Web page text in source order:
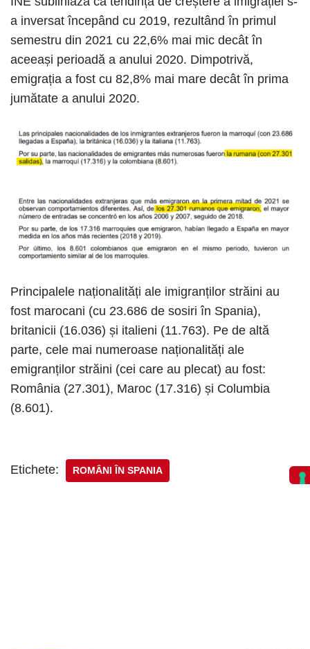
a inversat începând cu 2019, rezultând în primul
semestru din 2021 cu 22,6% mai mic decât în ​​
aceeași perioadă a anului 2020. Dimpotrivă,
emigrația a fost cu 82,8% mai mare decât în ​​prima
jumătate a anului 2020.
Principalele naționalități ale imigranților străini au
fost marocani (cu 23.686 de sosiri în Spania),
britanicii (16.036) și italieni (11.763). Pe de altă
parte, cele mai numeroase naționalități ale
emigranților străini (cei care au plecat) au fost:
România (27.301), Maroc (17.316) și Columbia
(8.601).
Etichete: ROMÂNI ÎN SPANIA